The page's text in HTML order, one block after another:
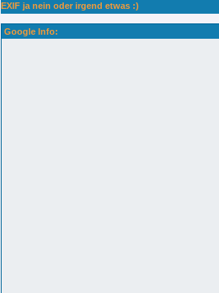
EXIF ja nein oder irgend etwas :)
Google Info: